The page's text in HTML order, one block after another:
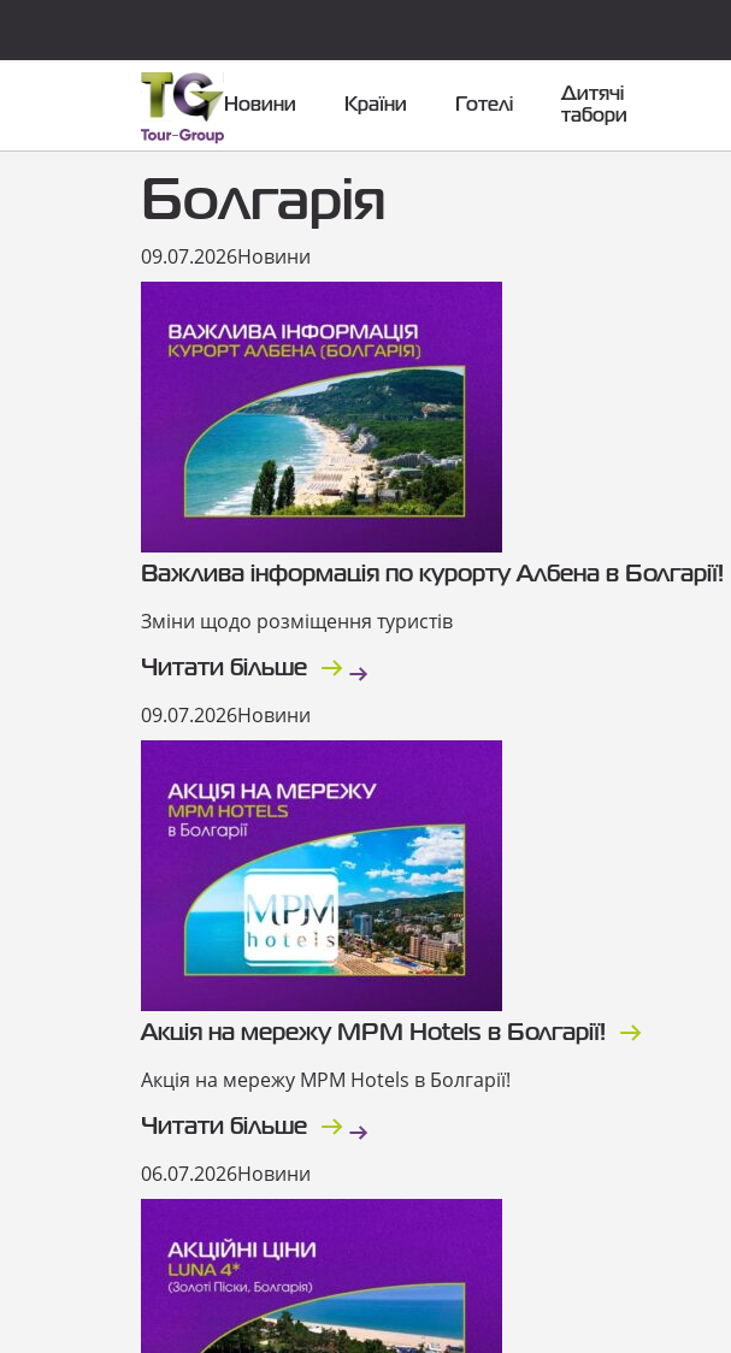
Новини Країни Готелі
Дитячі
табори
Болгарія
09.07.2026Новини
Важлива інформація по курорту Албена в Болгарії!
Зміни щодо розміщення туристів
Читати більше
09.07.2026Новини
Акція на мережу MPM Hotels в Болгарії!
Акція на мережу MPM Hotels в Болгарії!
Читати більше
06.07.2026Новини